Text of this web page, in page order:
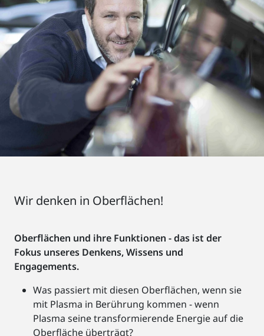
Wir denken in Oberflächen!
Oberflächen und ihre Funktionen -das ist der
Fokus unseres Denkens, Wissens und
Engagements.
Was passiert mit diesen Oberflächen, wenn sie
mit Plasma in Berührung kommen - wenn
Plasma seine transformierende Energie auf die
Oberfläche überträgt?